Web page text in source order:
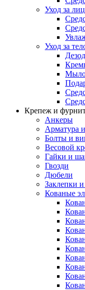
Уход за
Уход за
Крепеж и
Анкеры
Арматура
Болты и
Весовой
Гайки и
Гвозди
Дюбели
Заклепки
Кованые